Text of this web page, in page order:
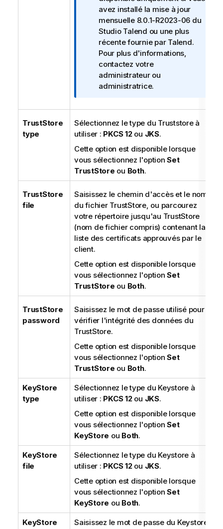
t
e
I
n
f
o
r
m
t
s
avez installé la mise à jour
mensuelle 8.0.1-R2023-06 du
Studio Talend ou une plus
récente fournie par Talend.
Pour plus d'informations,
contactez votre
administrateur ou
administratrice.
TrustStore
type
Sélectionnez le type du Truststore à
utiliser : PKCS 12ou JKS.
Cette option est disponible lorsque
vous sélectionnez l'optionSet
TrustStore ou Both.
TrustStore
file
Saisissez le chemin d'accès et le nom
du fichier TrustStore, ou parcourez
votre répertoire jusqu'au TrustStore
(nom de fichier compris) contenant la
liste des certificats approuvés par le
client.
Cette option est disponible lorsque
vous sélectionnez l'optionSet
TrustStore ou Both.
TrustStore
password
Saisissez le mot de passe utilisé pour
vérifier l'intégrité des données du
TrustStore.
Cette option est disponible lorsque
vous sélectionnez l'optionSet
TrustStore ou Both.
KeyStore
type
Sélectionnez le type du Keystore à
utiliser : PKCS 12ou JKS.
Cette option est disponible lorsque
vous sélectionnez l'optionSet
KeyStore ou Both.
KeyStore
file
Sélectionnez le type du Keystore à
utiliser : PKCS 12ou JKS.
Cette option est disponible lorsque
vous sélectionnez l'optionSet
KeyStore ou Both.
KeyStore
Saisissez le mot de passe du Keystore.